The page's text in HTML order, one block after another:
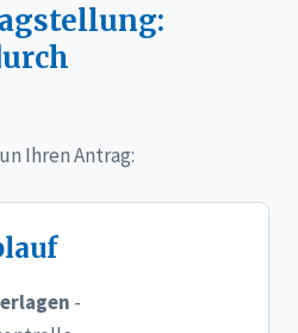
Ihren Antrag:
-